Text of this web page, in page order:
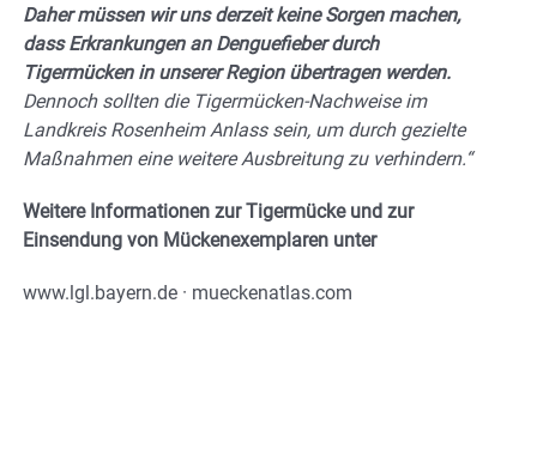
Daher müssen wir uns derzeit keine Sorgen machen,
dass Erkrankungen an Denguefieber durch
Tigermücken in unserer Region übertragen werden.
Dennoch sollten die Tigermücken-Nachweise im
Landkreis Rosenheim Anlass sein, um durch gezielte
Maßnahmen eine weitere Ausbreitung zu verhindern.“
Weitere Informationen zur Tigermücke und zur
Einsendung von Mückenexemplaren unter
www.lgl.bayern.de · mueckenatlas.com